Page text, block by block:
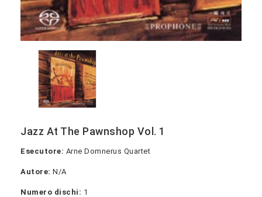
Jazz At The Pawnshop Vol. 1
Esecutore: Arne Domnerus Quartet
Autore: N/A
Numero dischi: 1